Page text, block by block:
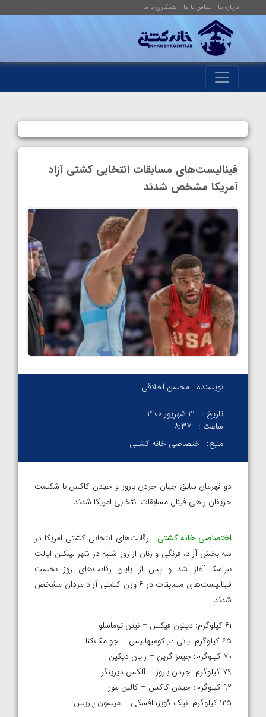
درباره ما تماس با ما همکاری با ما
فینالیست‌های مسابقات انتخابی کشتی آزاد
آمریکا مشخص شدند
نویسنده: محسن اخلاقی
تاریخ :
21 شهریور 1400
ساعت : ۸:۳۷
منبع: اختصاصی خانه کشتی
دو قهرمان سابق جهان جردن باروز و جیدن کاکس با شکست
حریفان راهی فینال مسابقات انتخابی امریکا شدند.
اختصاصی خانه کشتی– رقابت‌های انتخابی کشتی امریکا در
سه بخش آزاد، فرنگی و زنان از روز شنبه در شهر لینکلن ایالت
نبراسکا آغاز شد و پس از پایان رقابت‌های روز نخست
فینالیست‌های مسابقات در ۶ وزن کشتی آزاد مردان مشخص
شدند:
۶۱ کیلوگرم: دیتون فیکس – نیتن توماسلو
۶۵ کیلوگرم: یانی دیاکومیهالیس – جو مک‌کنا
۷۰ کیلوگرم: جیمز گرین – رایان دیکین
۷۹ کیلوگرم: جردن باروز – آلکس دیرینگر
۹۲ کیلوگرم: جیدن کاکس – کالین مور
۱۲۵ کیلوگرم: نیک گویزدافسکی – میسون پاریس